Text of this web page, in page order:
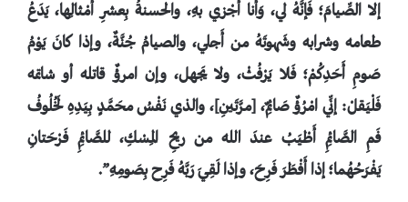
إلا الصِّيامَ؛ فَإنَّهُ لي، وَأَنا أَجْزي بهِ، والحسنةُ بِعشرِ أَمْثالِها، يَدَعُ
طعامه وشرابه وشَهوتَهُ من أَجلي، والصيامُ جُنَّةٌ، وإذا كانَ يَوْمُ
صَومِ أَحَدِكُمْ؛ فَلا يَرْفُثْ، ولا يَجهل، وإن امرؤٌ قاتله أو شاتمه
فَلْيَقلْ: إنِّي امْرُؤٌ صَائِمٌ، [مرَّتَينِ]، والذي نَفْسُ محَمَّدٍ بِيَدِهِ لَخُلُوفُ
فَمِ الصَّائِمِ أَطْيَبُ عندَ الله من ريحِ المِسْكِ، للصَّائِمِ فَرْحَتانِ
يَفْرَحُهُما؛ إذا أَفْطَرَ فَرِحَ، وإذا لَقِيَ رَبَّهُ فَرِح بِصَومِهِ”.